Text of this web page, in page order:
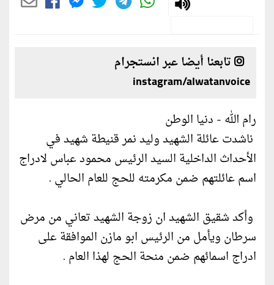
تابعنا أيضا عبر انستجرام
instagram/alwatanvoice
رام الله - دنيا الوطن
ناشدت عائلة الشهيد وليد نمر قنيطة شهيد في
الأحداث الداخلية السيد الرئيس محمود عباس لادراج
اسم عائلتهم ضمن مكرمته للحج للعام الحالي .
وأكد شقيق الشهيد ان زوجة الشهيد تعاني من مرض
سرطان ويأمل من الرئيس ابو مازن الموافقة على
ادراج اسمائهم ضمن منحة الحج لهذا العام .